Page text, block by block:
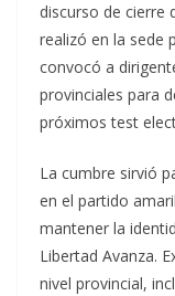
discurso de cierre
realizó en la sede
convocó a
provinciales para
próximos test
La cumbre sirvió
en el partido
mantener la
Libertad Avanza.
nivel provincial,